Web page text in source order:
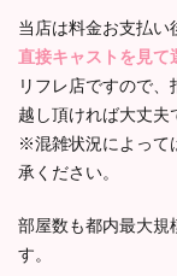
当店は料金お支払い
直接キャストを見て
リフレ店ですので
越し頂ければ大丈夫
※混雑状況によって
承ください。
部屋数も都内最大規
す。